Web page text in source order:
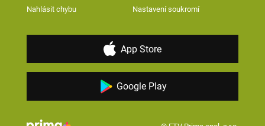
Nahlásit chybu Nastavení soukromí
App Store
Google Play